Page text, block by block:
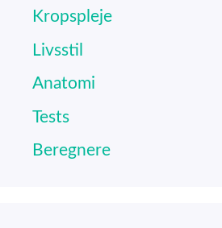
Kropspleje
Livsstil
Anatomi
Tests
Beregnere